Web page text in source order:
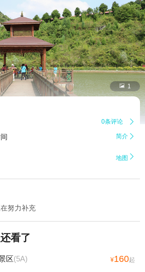
 1
0条评论 
简介 
地图 
努力补充
看了
区(5A) ¥160起